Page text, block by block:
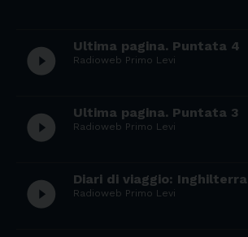
play_circle_filled Ultima pagina. Puntata 4
Radioweb Primo Levi
play_circle_filled Ultima pagina. Puntata 3
Radioweb Primo Levi
play_circle_filled Diari di viaggio: Inghilterra
Radioweb Primo Levi